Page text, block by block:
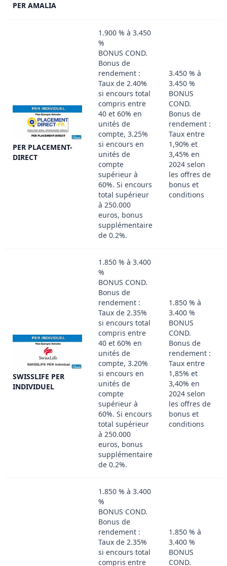
PER AMALIA
PER PLACEMENT-
DIRECT
1.900 % à 3.450
%
BONUS COND.
Bonus de
rendement :
Taux de 2.40%
si encours total
compris entre
40 et 60% en
unités de
compte, 3.25%
si encours en
unités de
compte
supérieur à
60%. Si encours
total supérieur
à 250.000
euros, bonus
supplémentaire
de 0.2%.
3.450 % à
3.450 %
BONUS
COND.
Bonus de
rendement :
Taux entre
1,90% et
3,45% en
2024 selon
les offres de
bonus et
conditions
SWISSLIFE PER
INDIVIDUEL
1.850 % à 3.400
%
BONUS COND.
Bonus de
rendement :
Taux de 2.35%
si encours total
compris entre
40 et 60% en
unités de
compte, 3.20%
si encours en
unités de
compte
supérieur à
60%. Si encours
total supérieur
à 250.000
euros, bonus
supplémentaire
de 0.2%.
1.850 % à
3.400 %
BONUS
COND.
Bonus de
rendement :
Taux entre
1,85% et
3,40% en
2024 selon
les offres de
bonus et
conditions
1.850 % à 3.400
%
BONUS COND.
Bonus de
rendement :
Taux de 2.35%
si encours total
compris entre
1.850 % à
3.400 %
BONUS
COND.